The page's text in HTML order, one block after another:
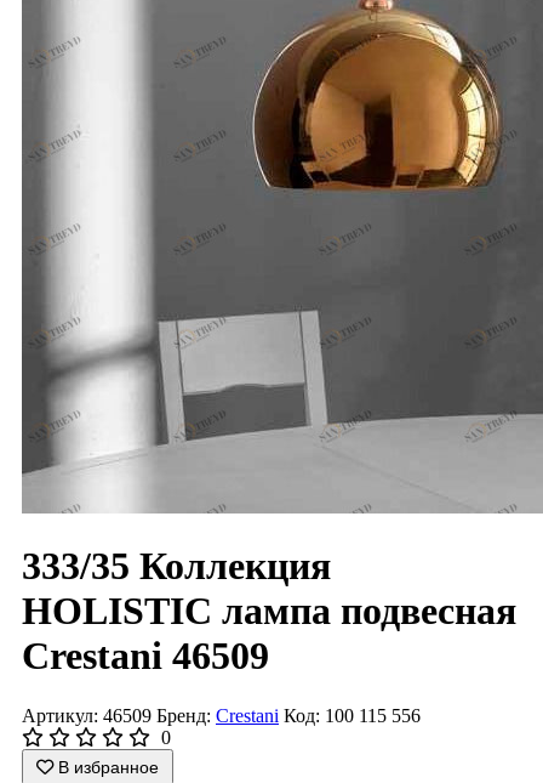
333/35 Коллекция
HOLISTIC лампа подвесная
Crestani 46509
Артикул: 46509 Бренд: Crestani Код: 100 115 556
0
В избранное